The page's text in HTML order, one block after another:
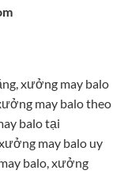
xưởng may balo
may balo theo
balo tại
may balo uy
balo, xưởng